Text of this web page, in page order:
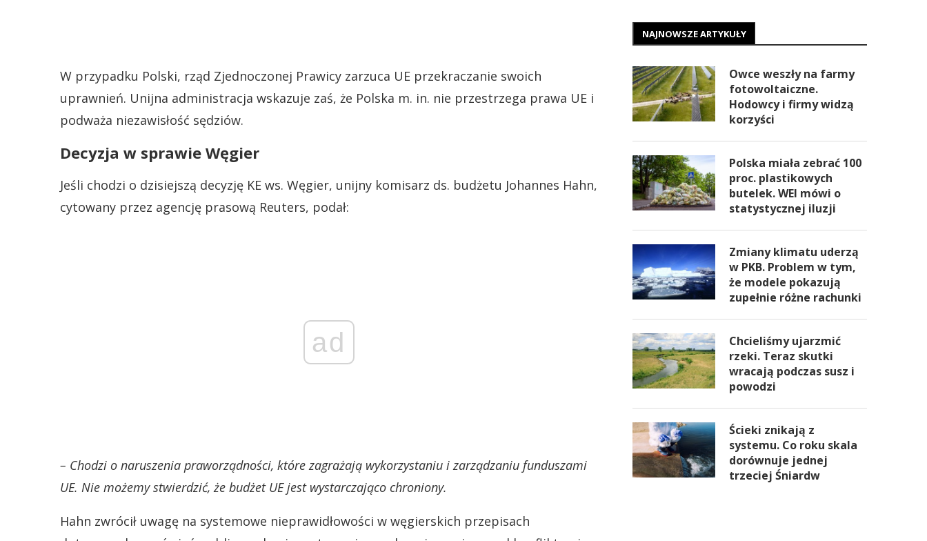
W przypadku Polski, rząd Zjednoczonej Prawicy zarzuca UE przekraczanie swoich
uprawnień. Unijna administracja wskazuje zaś, że Polska m. in. nie przestrzega prawa UE i
podważa niezawisłość sędziów.
Decyzja w sprawie Węgier
Jeśli chodzi o dzisiejszą decyzję KE ws. Węgier, unijny komisarz ds. budżetu Johannes Hahn,
cytowany przez agencję prasową Reuters, podał:
ad
– Chodzi o naruszenia praworządności, które zagrażają wykorzystaniu i zarządzaniu funduszami
UE. Nie możemy stwierdzić, że budżet UE jest wystarczająco chroniony.
Hahn zwrócił uwagę na systemowe nieprawidłowości w węgierskich przepisach
NAJNOWSZE ARTYKUŁY
Owce weszły na farmy
fotowoltaiczne.
Hodowcy i firmy widzą
korzyści
Polska miała zebrać 100
proc. plastikowych
butelek. WEI mówi o
statystycznej iluzji
Zmiany klimatu uderzą
w PKB. Problem w tym,
że modele pokazują
zupełnie różne rachunki
Chcieliśmy ujarzmić
rzeki. Teraz skutki
wracają podczas susz i
powodzi
Ścieki znikają z
systemu. Co roku skala
dorównuje jednej
trzeciej Śniardw